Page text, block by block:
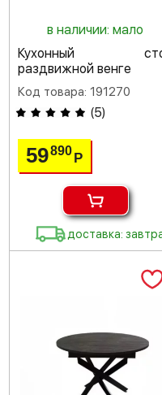
в наличии: мало
Кухонный
раздвижной венге
Код товара: 191270
(5)
59890Р
доставка: